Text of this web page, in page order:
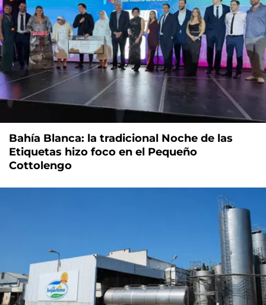
Bahía Blanca: la tradicional Noche de las
Etiquetas hizo foco en el Pequeño
Cottolengo